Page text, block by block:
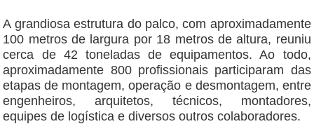
A grandiosa estrutura do palco, com aproximadamente
100 metros de largura por 18 metros de altura, reuniu
cerca de 42 toneladas de equipamentos. Ao todo,
aproximadamente 800 profissionais participaram das
etapas de montagem, operação e desmontagem, entre
engenheiros, arquitetos, técnicos, montadores,
equipes de logística e diversos outros colaboradores.